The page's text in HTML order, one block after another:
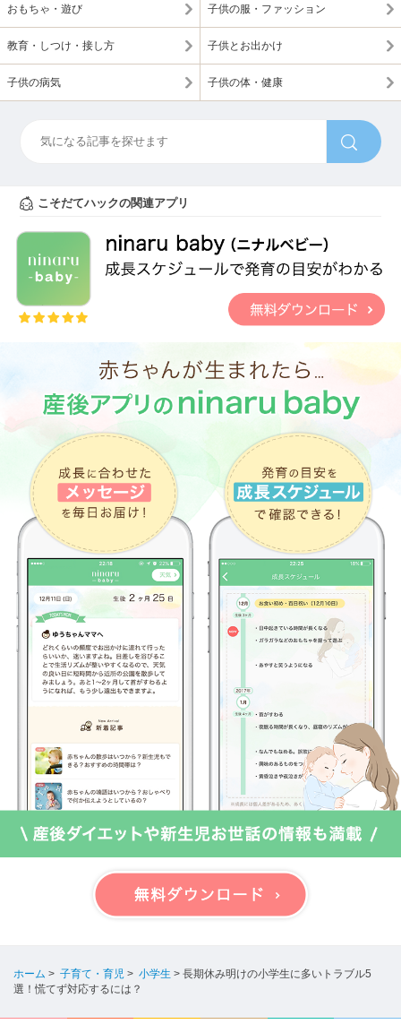
おもちゃ・遊び 子供の服・ファッション
教育・しつけ・接し方 子供とお出かけ
子供の病気 子供の体・健康
こそだてハックの関連アプリ
ホーム > 子育て・育児 > 小学生 > 長期休み明けの小学生に多いトラブル5
選！慌てず対応するには？